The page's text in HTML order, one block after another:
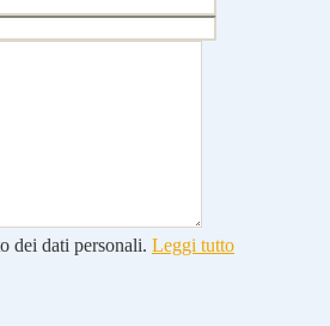
dei dati personali. Leggi tutto